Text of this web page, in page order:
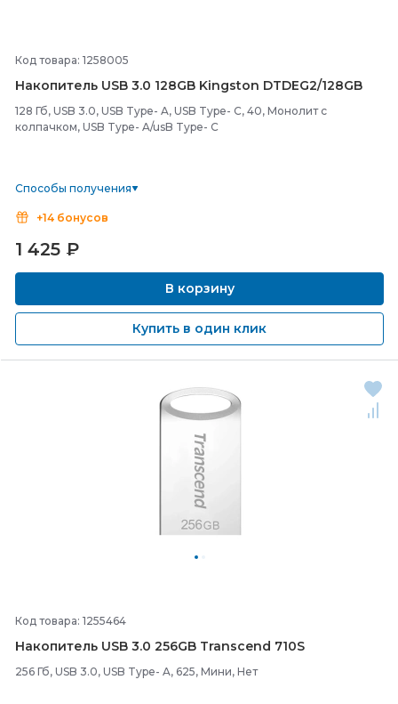
Код товара: 1258005
Накопитель USB 3.0 128GB Kingston DTDEG2/128GB
128 Гб, USB 3.0, USB Type- A, USB Type- C, 40, Монолит с
колпачком, USB Type- A/usB Type- C
Способы получения
+14 бонусов
1 425 ₽
В корзину
Купить в один клик
Код товара: 1255464
Накопитель USB 3.0 256GB Transcend 710S
256 Гб, USB 3.0, USB Type- A, 625, Мини, Нет